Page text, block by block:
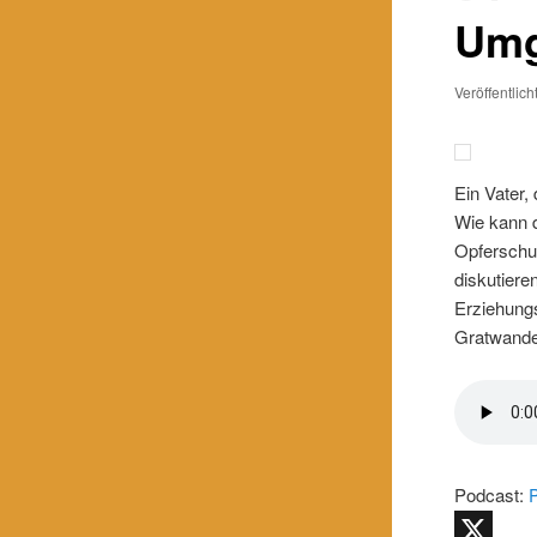
Ein
Wie kann
Podcast: